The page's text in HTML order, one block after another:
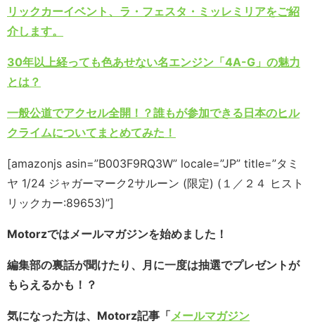
リックカーイベント、ラ・フェスタ・ミッレミリアをご紹
介します。
30年以上経っても色あせない名エンジン「4A-G」の魅力
とは？
一般公道でアクセル全開！？誰もが参加できる日本のヒル
クライムについてまとめてみた！
[amazonjs asin=”B003F9RQ3W” locale=”JP” title=”タミ
ヤ 1/24 ジャガーマーク2サルーン (限定) (１／２４ ヒスト
リックカー:89653)”]
Motorzではメールマガジンを始めました！
編集部の裏話が聞けたり、月に一度は抽選でプレゼントが
もらえるかも！？
気になった方は、Motorz記事「メールマガジン